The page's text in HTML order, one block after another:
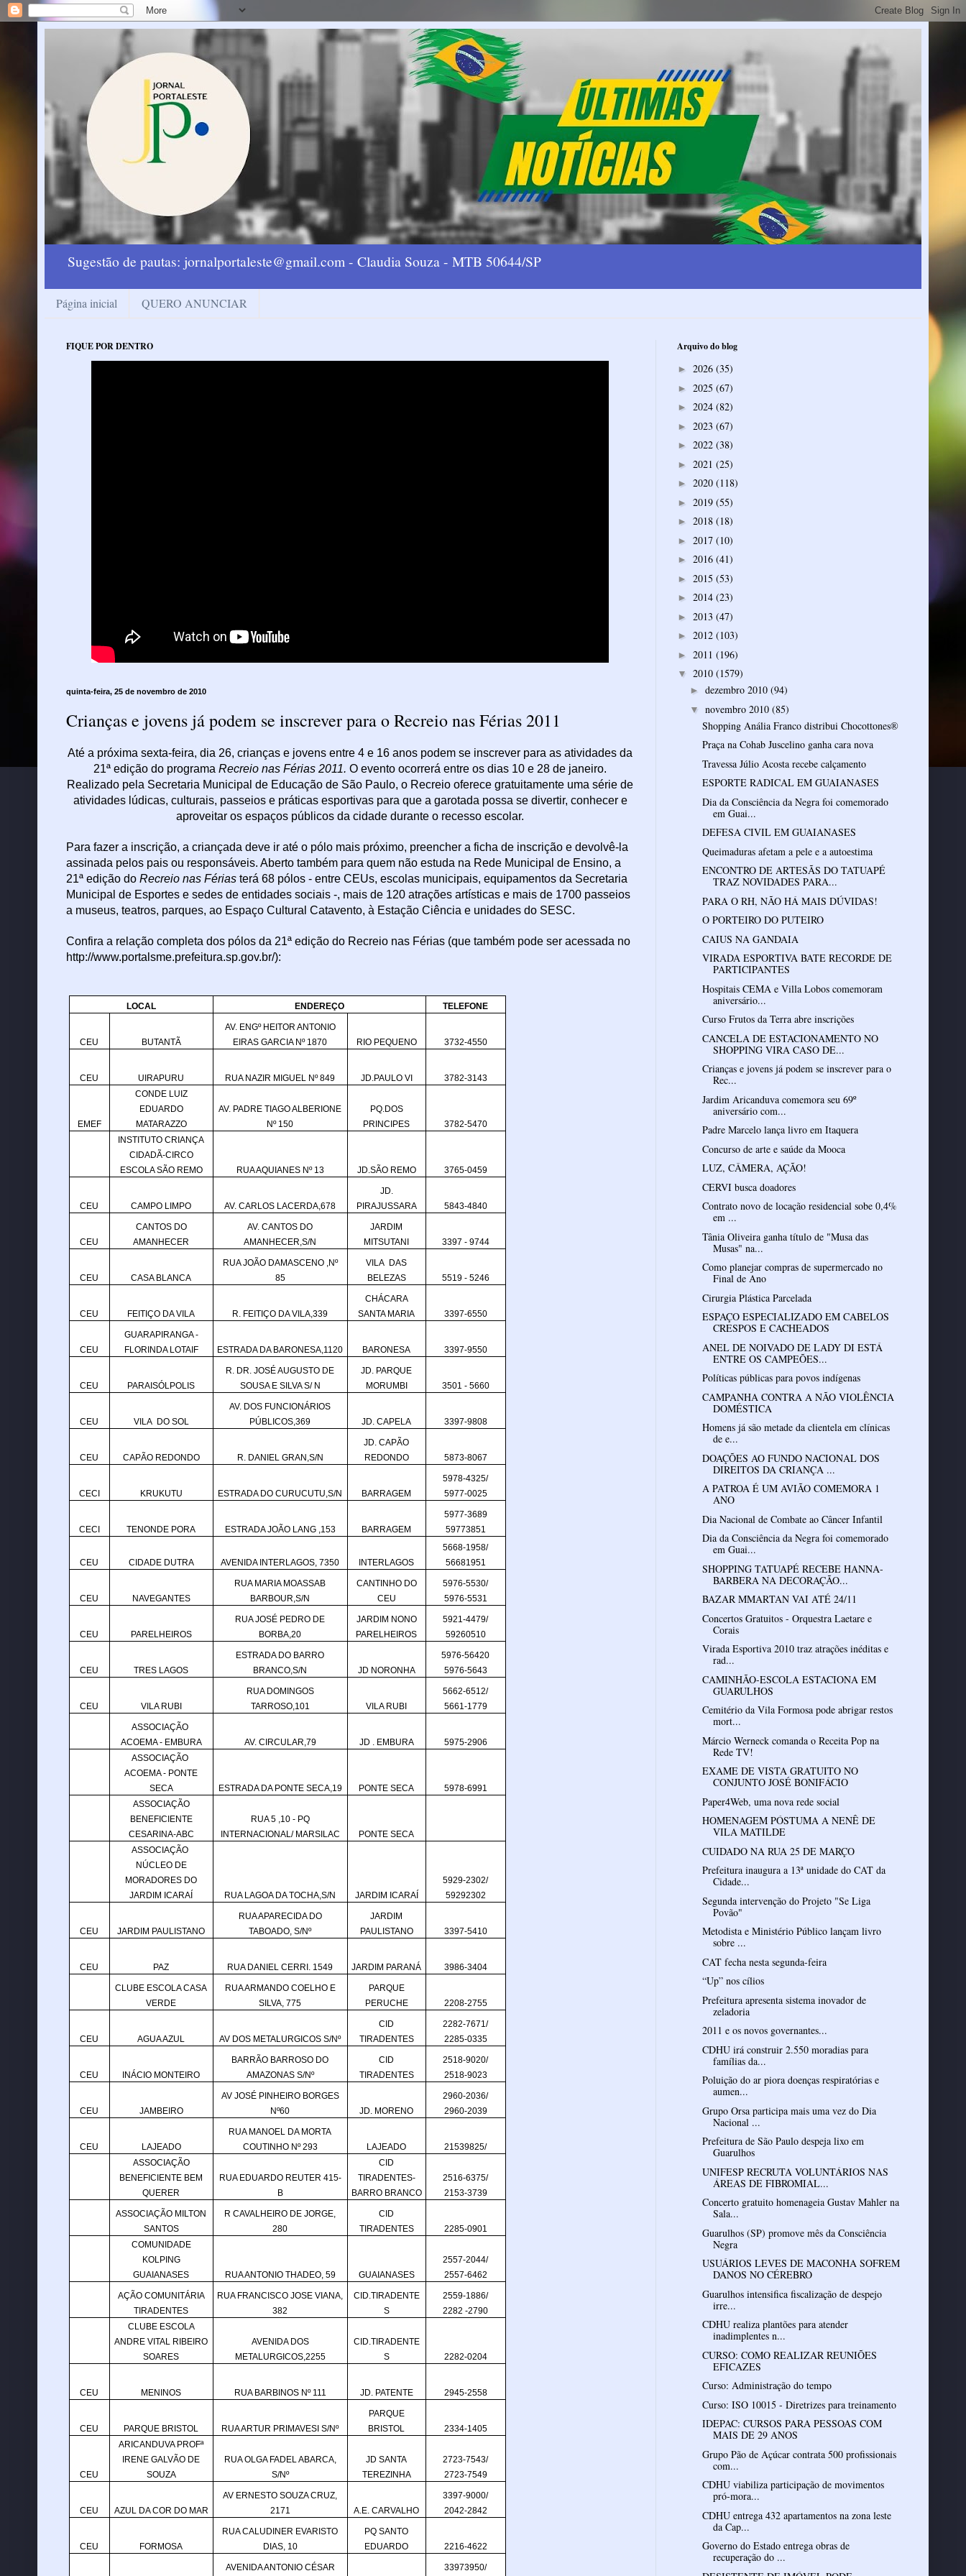
Sugestão de pautas: jornalportaleste@gmail.com - Claudia Souza - MTB 50644/SP
Página inicial QUERO ANUNCIAR
FIQUE POR DENTRO
quinta-feira, 25 de novembro de 2010
Crianças e jovens já podem se inscrever para o Recreio nas Férias 2011
Até a próxima sexta-feira, dia 26, crianças e jovens entre 4 e 16 anos podem se inscrever para as atividades da
21ª edição do programa Recreio nas Férias 2011. O evento ocorrerá entre os dias 10 e 28 de janeiro.
Realizado pela Secretaria Municipal de Educação de São Paulo, o Recreio oferece gratuitamente uma série de
atividades lúdicas, culturais, passeios e práticas esportivas para que a garotada possa se divertir, conhecer e
aproveitar os espaços públicos da cidade durante o recesso escolar.
Para fazer a inscrição, a criançada deve ir até o pólo mais próximo, preencher a ficha de inscrição e devolvê-la
assinada pelos pais ou responsáveis. Aberto também para quem não estuda na Rede Municipal de Ensino, a
21ª edição do Recreio nas Férias terá 68 pólos - entre CEUs, escolas municipais, equipamentos da Secretaria
Municipal de Esportes e sedes de entidades sociais -, mais de 120 atrações artísticas e mais de 1700 passeios
a museus, teatros, parques, ao Espaço Cultural Catavento, à Estação Ciência e unidades do SESC.
Confira a relação completa dos pólos da 21ª edição do Recreio nas Férias (que também pode ser acessada no
http://www.portalsme.prefeitura.sp.gov.br/):
LOCAL ENDEREÇO TELEFONE
CEU BUTANTÃ
AV. ENGº HEITOR ANTONIO
EIRAS GARCIA Nº 1870
RIO PEQUENO 3732-4550
CEU UIRAPURU RUA NAZIR MIGUEL Nº 849 JD.PAULO VI 3782-3143
EMEF
CONDE LUIZ
EDUARDO
MATARAZZO
AV. PADRE TIAGO ALBERIONE
Nº 150
PQ.DOS
PRINCIPES
3782-5470
INSTITUTO CRIANÇA
CIDADÃ-CIRCO
ESCOLA SÃO REMO
RUA AQUIANES Nº 13 JD.SÃO REMO 3765-0459
CEU CAMPO LIMPO AV. CARLOS LACERDA,678
JD.
PIRAJUSSARA
5843-4840
CEU
CANTOS DO
AMANHECER
AV. CANTOS DO
AMANHECER,S/N
JARDIM
MITSUTANI
3397 - 9744
CEU CASA BLANCA
RUA JOÃO DAMASCENO ,Nº
85
VILA DAS
BELEZAS
5519 - 5246
CEU FEITIÇO DA VILA R. FEITIÇO DA VILA,339
CHÁCARA
SANTA MARIA
3397-6550
CEU
GUARAPIRANGA -
FLORINDA LOTAIF
ESTRADA DA BARONESA,1120 BARONESA 3397-9550
CEU PARAISÓLPOLIS
R. DR. JOSÉ AUGUSTO DE
SOUSA E SILVA S/ N
JD. PARQUE
MORUMBI
3501 - 5660
CEU VILA DO SOL
AV. DOS FUNCIONÁRIOS
PÚBLICOS,369
JD. CAPELA 3397-9808
CEU CAPÃO REDONDO R. DANIEL GRAN,S/N
JD. CAPÃO
REDONDO
5873-8067
CECI KRUKUTU ESTRADA DO CURUCUTU,S/N BARRAGEM
5978-4325/
5977-0025
CECI TENONDE PORA ESTRADA JOÃO LANG ,153 BARRAGEM
5977-3689
59773851
CEU CIDADE DUTRA AVENIDA INTERLAGOS, 7350 INTERLAGOS
5668-1958/
56681951
CEU NAVEGANTES
RUA MARIA MOASSAB
BARBOUR,S/N
CANTINHO DO
CEU
5976-5530/
5976-5531
CEU PARELHEIROS
RUA JOSÉ PEDRO DE
BORBA,20
JARDIM NONO
PARELHEIROS
5921-4479/
59260510
CEU TRES LAGOS
ESTRADA DO BARRO
BRANCO,S/N
JD NORONHA
5976-56420
5976-5643
CEU VILA RUBI
RUA DOMINGOS
TARROSO,101
VILA RUBI
5662-6512/
5661-1779
ASSOCIAÇÃO
ACOEMA - EMBURA
AV. CIRCULAR,79 JD . EMBURA
5975-2906
ASSOCIAÇÃO
ACOEMA - PONTE
SECA
ESTRADA DA PONTE SECA,19 PONTE SECA
5978-6991
ASSOCIAÇÃO
BENEFICIENTE
CESARINA-ABC
RUA 5 ,10 - PQ
INTERNACIONAL/ MARSILAC
PONTE SECA
ASSOCIAÇÃO
NÚCLEO DE
MORADORES DO
JARDIM ICARAÍ
RUA LAGOA DA TOCHA,S/N JARDIM ICARAÍ
5929-2302/
59292302
CEU JARDIM PAULISTANO
RUA APARECIDA DO
TABOADO, S/Nº
JARDIM
PAULISTANO
3397-5410
CEU PAZ RUA DANIEL CERRI. 1549 JARDIM PARANÁ 3986-3404
CLUBE ESCOLA CASA
VERDE
RUA ARMANDO COELHO E
SILVA, 775
PARQUE
PERUCHE
2208-2755
CEU AGUA AZUL AV DOS METALURGICOS S/Nº
CID
TIRADENTES
2282-7671/
2285-0335
CEU INÁCIO MONTEIRO
BARRÃO BARROSO DO
AMAZONAS S/Nº
CID
TIRADENTES
2518-9020/
2518-9023
CEU JAMBEIRO
AV JOSÉ PINHEIRO BORGES
Nº60
JD. MORENO
2960-2036/
2960-2039
CEU LAJEADO
RUA MANOEL DA MORTA
COUTINHO Nº 293
LAJEADO
21539825/
ASSOCIAÇÃO
BENEFICIENTE BEM
QUERER
RUA EDUARDO REUTER 415-
B
CID
TIRADENTES-
BARRO BRANCO
2516-6375/
2153-3739
ASSOCIAÇÃO MILTON
SANTOS
R CAVALHEIRO DE JORGE,
280
CID
TIRADENTES
2285-0901
COMUNIDADE
KOLPING
GUAIANASES
RUA ANTONIO THADEO, 59 GUAIANASES
2557-2044/
2557-6462
AÇÃO COMUNITÁRIA
TIRADENTES
RUA FRANCISCO JOSE VIANA,
382
CID.TIRADENTE
S
2559-1886/
2282 -2790
CLUBE ESCOLA
ANDRE VITAL RIBEIRO
SOARES
AVENIDA DOS
METALURGICOS,2255
CID.TIRADENTE
S
2282-0204
CEU MENINOS RUA BARBINOS Nº 111 JD. PATENTE 2945-2558
CEU PARQUE BRISTOL RUA ARTUR PRIMAVESI S/Nº
PARQUE
BRISTOL
2334-1405
CEU
ARICANDUVA PROFª
IRENE GALVÃO DE
SOUZA
RUA OLGA FADEL ABARCA,
S/Nº
JD SANTA
TEREZINHA
2723-7543/
2723-7549
CEU AZUL DA COR DO MAR
AV ERNESTO SOUZA CRUZ,
2171
A.E. CARVALHO
3397-9000/
2042-2842
CEU FORMOSA
RUA CALUDINER EVARISTO
DIAS, 10
PQ SANTO
EDUARDO
2216-4622
AVENIDA ANTONIO CÉSAR 33973950/
Arquivo do blog
► 2026 (35)
► 2025 (67)
► 2024 (82)
► 2023 (67)
► 2022 (38)
► 2021 (25)
► 2020 (118)
► 2019 (55)
► 2018 (18)
► 2017 (10)
► 2016 (41)
► 2015 (53)
► 2014 (23)
► 2013 (47)
► 2012 (103)
► 2011 (196)
▼ 2010 (1579)
► dezembro 2010 (94)
▼ novembro 2010 (85)
Shopping Anália Franco distribui Chocottones®
Praça na Cohab Juscelino ganha cara nova
Travessa Júlio Acosta recebe calçamento
ESPORTE RADICAL EM GUAIANASES
Dia da Consciência da Negra foi comemorado
em Guai...
DEFESA CIVIL EM GUAIANASES
Queimaduras afetam a pele e a autoestima
ENCONTRO DE ARTESÃS DO TATUAPÉ
TRAZ NOVIDADES PARA...
PARA O RH, NÃO HÁ MAIS DÚVIDAS!
O PORTEIRO DO PUTEIRO
CAIUS NA GANDAIA
VIRADA ESPORTIVA BATE RECORDE DE
PARTICIPANTES
Hospitais CEMA e Villa Lobos comemoram
aniversário...
Curso Frutos da Terra abre inscrições
CANCELA DE ESTACIONAMENTO NO
SHOPPING VIRA CASO DE...
Crianças e jovens já podem se inscrever para o
Rec...
Jardim Aricanduva comemora seu 69º
aniversário com...
Padre Marcelo lança livro em Itaquera
Concurso de arte e saúde da Mooca
LUZ, CÂMERA, AÇÃO!
CERVI busca doadores
Contrato novo de locação residencial sobe 0,4%
em ...
Tânia Oliveira ganha título de "Musa das
Musas" na...
Como planejar compras de supermercado no
Final de Ano
Cirurgia Plástica Parcelada
ESPAÇO ESPECIALIZADO EM CABELOS
CRESPOS E CACHEADOS
ANEL DE NOIVADO DE LADY DI ESTÁ
ENTRE OS CAMPEÕES...
Políticas públicas para povos indígenas
CAMPANHA CONTRA A NÃO VIOLÊNCIA
DOMÉSTICA
Homens já são metade da clientela em clínicas
de e...
DOAÇÕES AO FUNDO NACIONAL DOS
DIREITOS DA CRIANÇA ...
A PATROA É UM AVIÃO COMEMORA 1
ANO
Dia Nacional de Combate ao Câncer Infantil
Dia da Consciência da Negra foi comemorado
em Guai...
SHOPPING TATUAPÉ RECEBE HANNA-
BARBERA NA DECORAÇÃO...
BAZAR MMARTAN VAI ATÉ 24/11
Concertos Gratuitos - Orquestra Laetare e
Corais‏
Virada Esportiva 2010 traz atrações inéditas e
rad...
CAMINHÃO-ESCOLA ESTACIONA EM
Cemitério da Vila Formosa pode abrigar restos
mort...
Márcio Werneck comanda o Receita Pop na
Rede TV!
EXAME DE VISTA GRATUITO NO
CONJUNTO JOSÉ BONIFÁCIO
Paper4Web, uma nova rede social
HOMENAGEM PÓSTUMA A NENÊ DE
VILA MATILDE
CUIDADO NA RUA 25 DE MARÇO
Prefeitura inaugura a 13ª unidade do CAT da
Cidade...
Segunda intervenção do Projeto "Se Liga
Povão"
Metodista e Ministério Público lançam livro
sobre ...
CAT fecha nesta segunda-feira
“Up” nos cílios
Prefeitura apresenta sistema inovador de
zeladoria
2011 e os novos governantes...
CDHU irá construir 2.550 moradias para
famílias da...
Poluição do ar piora doenças respiratórias e
aumen...
Grupo Orsa participa mais uma vez do Dia
Nacional ...
Prefeitura de São Paulo despeja lixo em
Guarulhos
UNIFESP RECRUTA VOLUNTÁRIOS NAS
ÁREAS DE FIBROMIAL...
Concerto gratuito homenageia Gustav Mahler na
Sala...
Guarulhos (SP) promove mês da Consciência
Negra
USUÁRIOS LEVES DE MACONHA SOFREM
DANOS NO CÉREBRO
Guarulhos intensifica fiscalização de despejo
irre...
CDHU realiza plantões para atender
inadimplentes n...
CURSO: COMO REALIZAR REUNIÕES
EFICAZES
Curso: Administração do tempo
Curso: ISO 10015 - Diretrizes para treinamento
IDEPAC: CURSOS PARA PESSOAS COM
Grupo Pão de Açúcar contrata 500 profissionais
com...
CDHU viabiliza participação de movimentos
pró-mora...
CDHU entrega 432 apartamentos na zona leste
da Cap...
Governo do Estado entrega obras de
recuperação do ...